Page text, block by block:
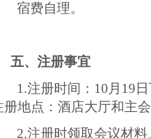
宿费自理。
五、注册事宜
1.注册时间： 10 月 19
册地点：酒店大厅和主
2.注册时领取会议材料